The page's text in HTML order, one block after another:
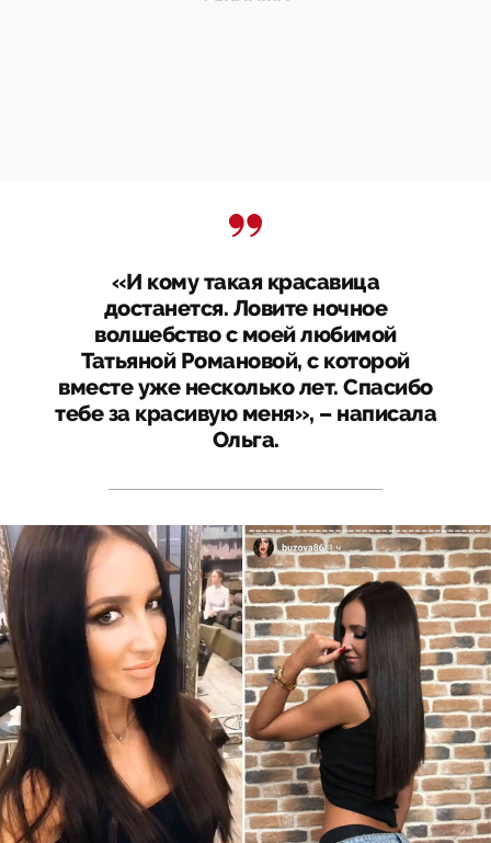
«И кому такая красавица
достанется. Ловите ночное
волшебство с моей любимой
Татьяной Романовой, с которой
вместе уже несколько лет. Спасибо
тебе за красивую меня», – написала
Ольга.